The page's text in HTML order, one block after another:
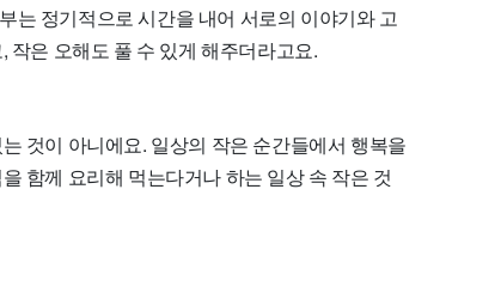
는 정기적으로 시간을 내어 서로의 이야기와 고
작은 오해도 풀 수 있게 해주더라고요.
것이 아니에요. 일상의 작은 순간들에서 행복을
함께 요리해 먹는다거나 하는 일상 속 작은 것